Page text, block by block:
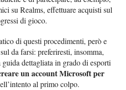
su Realms, effettuare acquisti sul
di gioco.
di questi procedimenti, però e
da farsi: preferiresti, insomma,
dettagliata in grado di esporti
un account Microsoft per
al primo colpo.